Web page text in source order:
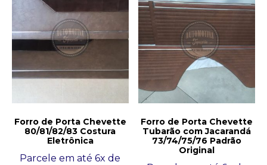
Forro de Porta Chevette
80/81/82/83 Costura
Eletrônica
Parcele em até 6x de
Forro de Porta Chevette
Tubarão com Jacarandá
73/74/75/76 Padrão
Original